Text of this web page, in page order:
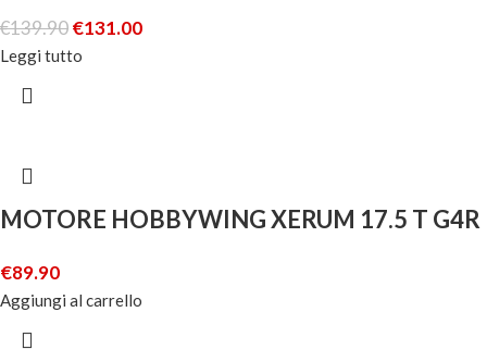
€139.90€131.00
Leggi tutto
MOTORE HOBBYWING XERUM 17.5 T G4R
€89.90
Aggiungi al carrello